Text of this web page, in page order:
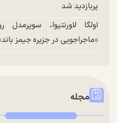
پربازدید شد
اولگا لاورنتیوا،
«ماجراجویی در جزیره جیمز
مجله